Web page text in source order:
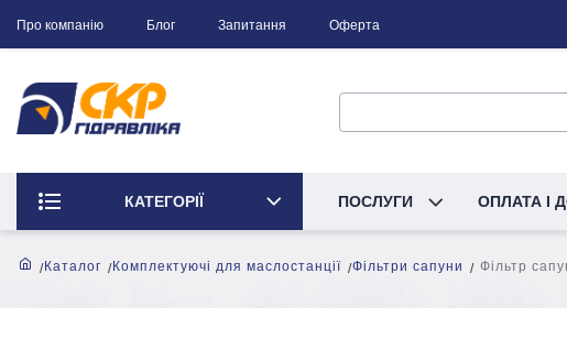
Про компанію Блог Запитання Оферта
КАТЕГОРІЇ ПОСЛУГИ ОПЛАТА І
Каталог Комплектуючі для маслостанції Фільтри сапуни Фільтр